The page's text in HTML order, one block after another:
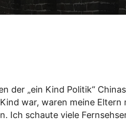
Beste
Zhangjiajie
der „ein Kind Politik“
war, waren meine Eltern
Ich schaute viele